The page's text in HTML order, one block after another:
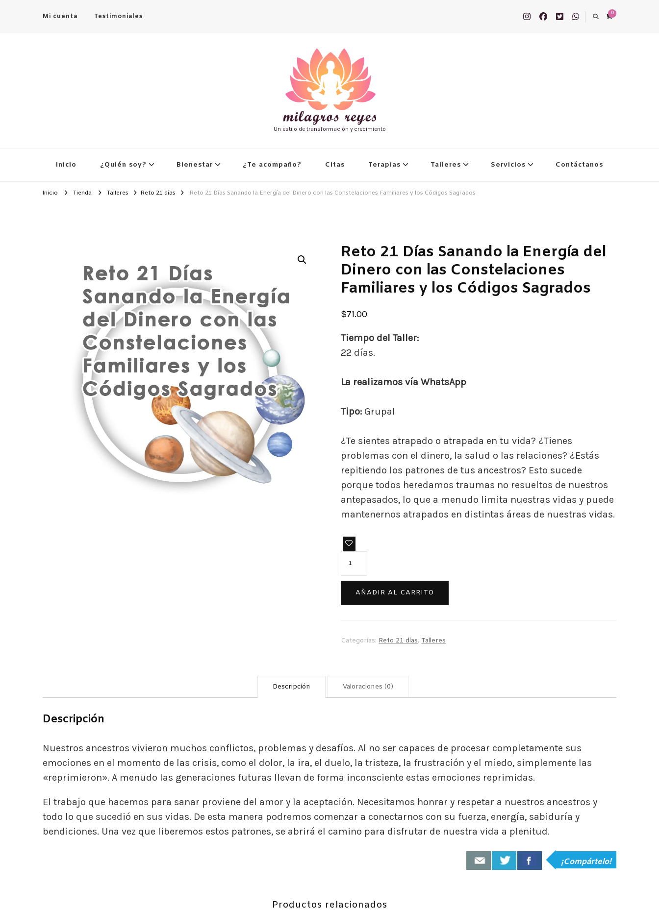
Mi cuenta Testimoniales 0
Un estilo de transformación y crecimiento
Inicio ¿Quién soy? Bienestar ¿Te acompaño? Citas Terapias Talleres Servicios Contáctanos
Inicio Tienda Talleres Reto 21 días Reto 21 Días Sanando la Energía del Dinero con las Constelaciones Familiares y los Códigos Sagrados
Reto 21 Días Sanando la Energía del
Dinero con las Constelaciones
Familiares y los Códigos Sagrados
$71.00
Tiempo del Taller:
22 días.
La realizamos vía WhatsApp
Tipo: Grupal
¿Te sientes atrapado o atrapada en tu vida? ¿Tienes
problemas con el dinero, la salud o las relaciones? ¿Estás
repitiendo los patrones de tus ancestros? Esto sucede
porque todos heredamos traumas no resueltos de nuestros
antepasados, lo que a menudo limita nuestras vidas y puede
mantenernos atrapados en distintas áreas de nuestras vidas.
Días
Sanando
la
Energía
Dinero
Constelaciones
Familiares
Sagrados
cantidad
AÑADIR AL CARRITO
Categorías: Reto 21 días, Talleres
Descripción Valoraciones (0)
Descripción
Nuestros ancestros ​​vivieron muchos conflictos, problemas y desafíos. Al no ser capaces de procesar completamente sus
emociones en el momento de las crisis, como el dolor, la ira, el duelo, la tristeza, la frustración y el miedo, simplemente las
«reprimieron». A menudo las generaciones futuras llevan de forma inconsciente estas emociones reprimidas.
El trabajo que hacemos para sanar proviene del amor y la aceptación. Necesitamos honrar y respetar a nuestros ancestros ​​y
todo lo que sucedió en sus vidas. De esta manera podremos comenzar a conectarnos con su fuerza, energía, sabiduría y
bendiciones. Una vez que liberemos estos patrones, se abrirá el camino para disfrutar de nuestra vida a plenitud.
¡Compártelo!
Productos relacionados